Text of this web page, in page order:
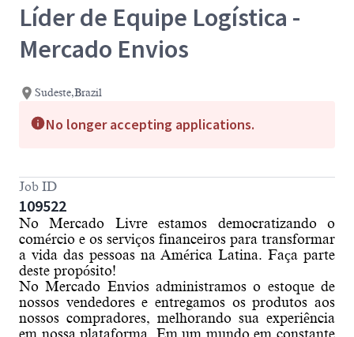
Líder de Equipe Logística -
Mercado Envios
Sudeste,Brazil
No longer accepting applications.
Job ID
109522
No Mercado Livre estamos democratizando o
comércio e os serviços financeiros para transformar
a vida das pessoas na América Latina. Faça parte
deste propósito!
No Mercado Envios administramos o estoque de
nossos vendedores e entregamos os produtos aos
nossos compradores, melhorando sua experiência